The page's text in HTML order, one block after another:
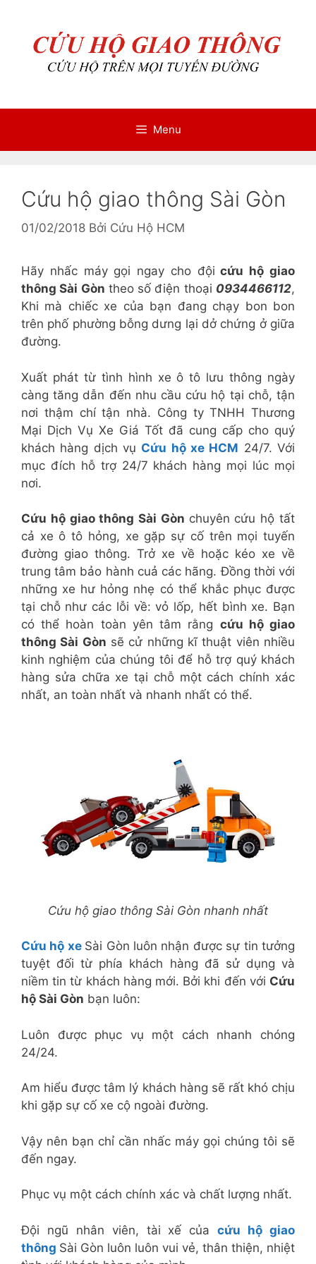
Menu
Cứu hộ giao thông Sài Gòn
01/02/2018 Bởi Cứu Hộ HCM
Hãy nhấc máy gọi ngay cho đội cứu hộ giao
thông Sài Gòn theo số điện thoại 0934466112,
Khi mà chiếc xe của bạn đang chạy bon bon
trên phố phường bỗng dưng lại dở chứng ở giữa
đường.
Xuất phát từ tình hình xe ô tô lưu thông ngày
càng tăng dẫn đến nhu cầu cứu hộ tại chỗ, tận
nơi thậm chí tận nhà. Công ty TNHH Thương
Mại Dịch Vụ Xe Giá Tốt đã cung cấp cho quý
khách hàng dịch vụ Cứu hộ xe HCM 24/7. Với
mục đích hỗ trợ 24/7 khách hàng mọi lúc mọi
nơi.
Cứu hộ giao thông Sài Gòn chuyên cứu hộ tất
cả xe ô tô hỏng, xe gặp sự cố trên mọi tuyến
đường giao thông. Trở xe về hoặc kéo xe về
trung tâm bảo hành cuả các hãng. Đồng thời với
những xe hư hỏng nhẹ có thể khắc phục được
tại chỗ như các lỗi về: vỏ lốp, hết bình xe. Bạn
có thể hoàn toàn yên tâm rằng cứu hộ giao
thông Sài Gòn sẽ cử những kĩ thuật viên nhiều
kinh nghiệm của chúng tôi để hỗ trợ quý khách
hàng sửa chữa xe tại chỗ một cách chính xác
nhất, an toàn nhất và nhanh nhất có thể.
Cứu hộ giao thông Sài Gòn nhanh nhất
Cứu hộ xe Sài Gòn luôn nhận được sự tin tưởng
tuyệt đối từ phía khách hàng đã sử dụng và
niềm tin từ khách hàng mới. Bởi khi đến với Cứu
hộ Sài Gòn bạn luôn:
Luôn được phục vụ một cách nhanh chóng
24/24.
Am hiểu được tâm lý khách hàng sẽ rất khó chịu
khi gặp sự cố xe cộ ngoài đường.
Vậy nên bạn chỉ cần nhấc máy gọi chúng tôi sẽ
đến ngay.
Phục vụ một cách chính xác và chất lượng nhất.
Đội ngũ nhân viên, tài xế củacứu hộ giao
thông Sài Gòn luôn luôn vui vẻ, thân thiện, nhiệt